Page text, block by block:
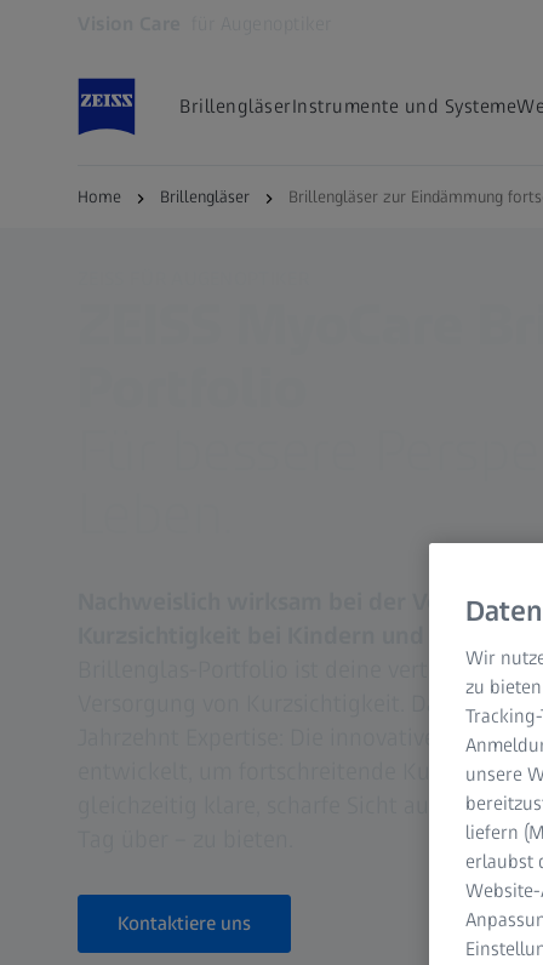
BrillengläserInstrumente und Systeme
Home Brillengläser Brillengläser zur Eindämmung
Nachweislich wirksam bei der
Brillenglas-Portfolio ist deine
Versorgung von Kurzsichtigkeit. Das
Jahrzehnt Expertise: Die innovativen
entwickelt, um fortschreitende
gleichzeitig klare, scharfe Sicht aus jedem
Kontaktiere uns
Wir
zu
unsere
liefern
erlaubst